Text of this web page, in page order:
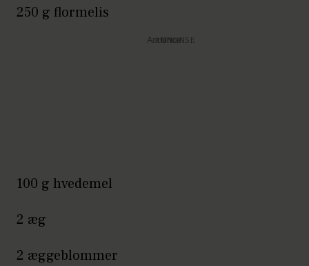
250 g flormelis
Annonce
100 g hvedemel
2 æg
2 æggeblommer